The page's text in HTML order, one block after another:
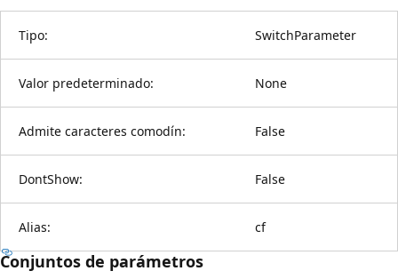
Tipo: SwitchParameter
Valor predeterminado: None
Admite caracteres comodín: False
DontShow: False
Alias: cf
Conjuntos de parámetros